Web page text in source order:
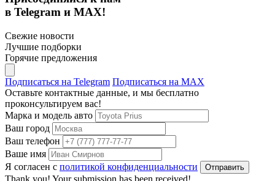
в Telegram и MAX!
Свежие новости
Лучшие подборки
Горячие предложения
Подписаться на Telegram Подписаться на MAX
Оставьте контактные данные, и мы бесплатно
проконсультируем вас!
Марка и модель авто
Ваш город
Ваш телефон
Ваше имя
Я согласен с политикой конфиденциальности